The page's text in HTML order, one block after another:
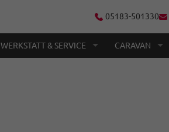
05183-501330
WERKSTATT & SERVICE CARAVAN